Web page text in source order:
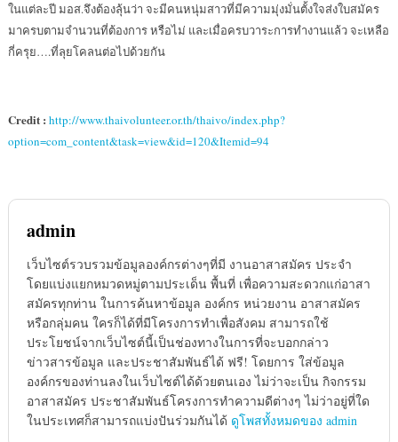
ในแต่ละปี มอส.จึงต้องลุ้นว่า จะมีคนหนุ่มสาวที่มีความมุ่งมั่นตั้งใจส่งใบสมัคร
มาครบตามจำนวนที่ต้องการ หรือไม่ และเมื่อครบวาระการทำงานแล้ว จะเหลือ
กี่ครุย….ที่ลุยโคลนต่อไปด้วยกัน
Credit : http://www.thaivolunteer.or.th/thaivo/index.php?
option=com_content&task=view&id=120&Itemid=94
admin
เว็บไซต์รวบรวมข้อมูลองค์กรต่างๆที่มี งานอาสาสมัคร ประจำ
โดยแบ่งแยกหมวดหมู่ตามประเด็น พื้นที่ เพื่อความสะดวกแก่อาสา
สมัครทุกท่าน ในการค้นหาข้อมูล องค์กร หน่วยงาน อาสาสมัคร
หรือกลุ่มคน ใครก็ได้ที่มีโครงการทำเพื่อสังคม สามารถใช้
ประโยชน์จากเว็บไซต์นี้เป็นช่องทางในการที่จะบอกกล่าว
ข่าวสารข้อมูล และประชาสัมพันธ์ได้ ฟรี! โดยการ ใส่ข้อมูล
องค์กรของท่านลงในเว็บไซต์ได้ด้วยตนเอง ไม่ว่าจะเป็น กิจกรรม
อาสาสมัคร ประชาสัมพันธ์โครงการทำความดีต่างๆ ไม่ว่าอยู่ที่ใด
ในประเทศก็สามารถแบ่งปันร่วมกันได้ ดูโพสทั้งหมดของ admin